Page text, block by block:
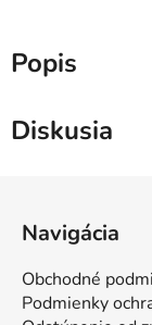
Popis
Diskusia
Navigácia
Obchodné
Podmienky